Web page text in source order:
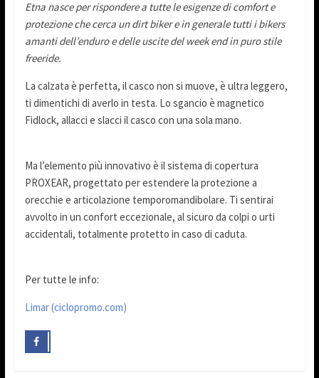
Etna nasce per rispondere a tutte le esigenze di comfort e
protezione che cerca un dirt biker e in generale tutti i bikers
amanti dell’enduro e delle uscite del week end in puro stile
freeride.
La calzata è perfetta, il casco non si muove, è ultra leggero,
ti dimentichi di averlo in testa. Lo sgancio è magnetico
Fidlock, allacci e slacci il casco con una sola mano.
Ma l’elemento più innovativo è il sistema di copertura
PROXEAR, progettato per estendere la protezione a
orecchie e articolazione temporomandibolare. Ti sentirai
avvolto in un confort eccezionale, al sicuro da colpi o urti
accidentali, totalmente protetto in caso di caduta.
Per tutte le info:
Limar (ciclopromo.com)